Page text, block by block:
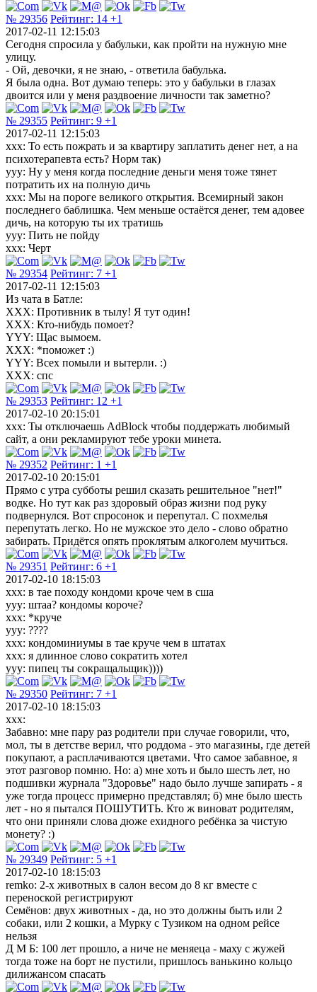
№ 29356 Рейтинг: 14 +1
2017-02-11 12:15:03
Сегодня спросила у бабульки, как пройти на нужную мне
улицу.
- Ой, девочки, я не знаю, - ответила бабулька.
Я была одна. Вот думаю теперь: это у бабульки в глазах
двоится или у меня раздвоение личности так заметно?
№ 29355 Рейтинг: 9 +1
2017-02-11 12:15:03
ххх: То есть пожрать и за квартиру заплатить денег нет, а на
психотерапевта есть? Норм так)
ууу: Ну у меня когда последние деньги меня тоже тянет
потратить их на полную дичь
ххх: Мы на пороге великого открытия. Всемирный закон
последнего баблишка. Чем меньше остаётся денег, тем адовее
дичь, на которую ты их тратишь
ууу: Пить не пойду
ххх: Черт
№ 29354 Рейтинг: 7 +1
2017-02-11 12:15:03
Из чата в Батле:
XXX: Противник в тылу! Я тут один!
XXX: Кто-нибудь помоет?
YYY: Щас вымоем.
XXX: *поможет :)
YYY: Всех помыли и вытерли. :)
XXX: спс
№ 29353 Рейтинг: 12 +1
2017-02-10 20:15:01
xxx: Ты отключаешь AdBlock чтобы поддержать любимый
сайт, а они рекламируют тебе уроки минета.
№ 29352 Рейтинг: 1 +1
2017-02-10 20:15:01
Прямо с утра субботы решил сказать решительное "нет!"
водке. Но тут как раз здоровый образ жизни под руку
подвернулся. Вот спросонок и перепутал. С похмелья
перепутать легко. Но не мужское это дело - слово обратно
забирать. Придётся опять проклятым алкоголем мучиться.
№ 29351 Рейтинг: 6 +1
2017-02-10 18:15:03
xxx: в тае походу кондоми кроче чем в сша
yyy: штаа? кондомы короче?
ххх: *круче
ууу: ????
ххх: кондоминиумы в тае круче чем в штатах
ххх: я длинное слово сократить хотел
ууу: пипец ты сокращальщик))))
№ 29350 Рейтинг: 7 +1
2017-02-10 18:15:03
xxx:
Забавно: мне пару раз родители при случае говорили, что,
мол, ты в детстве верил, что роддома - это магазины, где детей
покупают, а расплачиваются цветами. Что самое забавное, я
этот разговор помню. Но: а) мне хоть и было шесть лет, но
подшивки журнала "Здоровье" надо было лучше запирать - я
уже тогда процесс примерно представлял; б) мне было шесть
лет - но я пытался ПОШУТИТЬ. Кто ж виноват родителям,
что они приняли слова дюже ехидного ребёнка за чистую
монету? :)
№ 29349 Рейтинг: 5 +1
2017-02-10 18:15:03
remko: 2-х животных в салон весом до 8 кг вместе с
переноской регистрируют
Семёнов: двух животных - да, но это должны быть или 2
собаки, или 2 кошки, а Мурку с Тузиком на одном рейсе
нельзя
Д М Б: 100 лет прошло, а ниче не меняеца - маху с жужей
тогда тоже на борт не пустили, пришлось ванькино кольцо
дилижансом спасать